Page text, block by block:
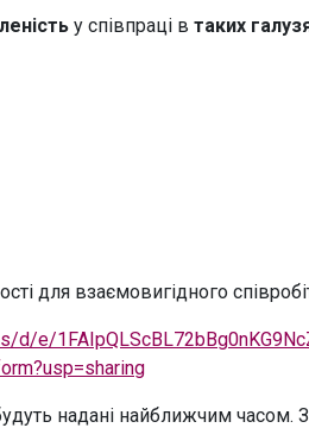
у співпраці в таких
для взаємовигідного
d/e/
будуть надані найближчим